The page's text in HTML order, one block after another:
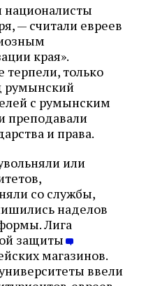
— считали евреев
края».
только
румынский
с румынским
преподавали
и права.
или
со службы,
наделов
Лига
защиты
магазинов.
ввели